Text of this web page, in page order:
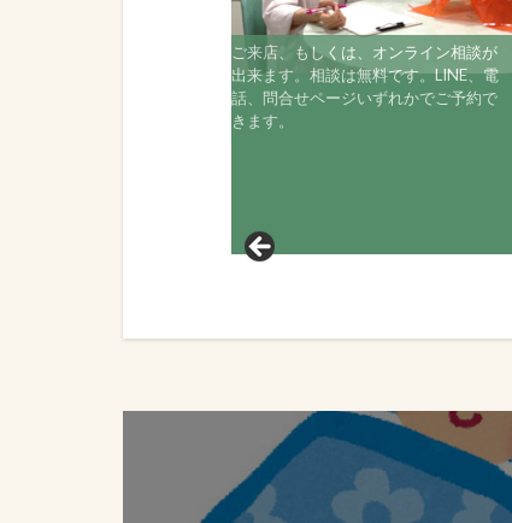
ご来店、もしくは、オンライン相談が
出来ます。相談は無料です。LINE、電
話、問合せページいずれかでご予約で
きます。